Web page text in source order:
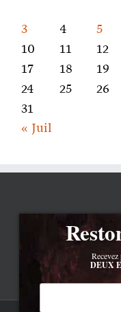
3
4 5
10
11 12
17
18 19
24
25 26
31
« Juil
DEUX